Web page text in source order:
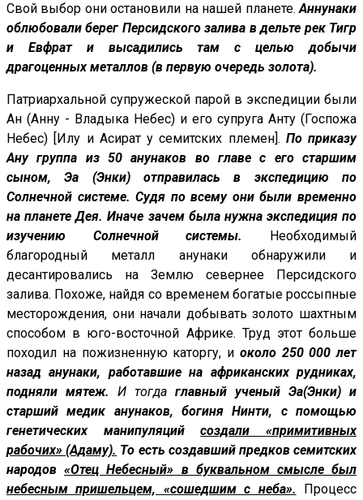
Свой выбор они остановили на нашей планете. Аннунаки
облюбовали берег Персидского залива в дельте рек Тигр
и Евфрат и высадились там с целью добычи
драгоценных металлов (в первую очередь золота).
Патриархальной супружеской парой в экспедиции были
Ан (Анну - Владыка Небес) и его супруга Анту (Госпожа
Небес) [Илу и Асират у семитских племен]. По приказу
Ану группа из 50 анунаков во главе с его старшим
сыном, Эа (Энки) отправилась в экспедицию по
Солнечной системе. Судя по всему они были временно
на планете Дея. Иначе зачем была нужна экспедиция по
изучению Солнечной системы.
Необходимый
благородный металл анунаки обнаружили и
десантировались на Землю севернее Персидского
залива. Похоже, найдя со временем богатые россыпные
месторождения, они начали добывать золото шахтным
способом в юго-восточной Африке. Труд этот больше
походил на пожизненную каторгу, и около 250 000 лет
назад анунаки, работавшие на африканских рудниках,
подняли мятеж.
И тогда главный ученый Эа(Энки) и
старший медик анунаков, богиня Нинти, с помощью
генетических манипуляцийсоздали «примитивных
рабочих» (Адаму). То есть создавший предков семитских
народов«Отец Небесный» в буквальном смысле был
небесным пришельцем, «сошедшим с неба». Процесс